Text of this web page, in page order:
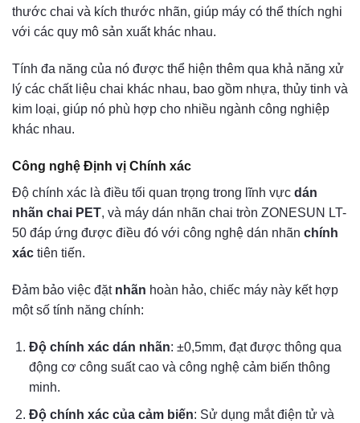
thước chai và kích thước nhãn, giúp máy có thể thích nghi
với các quy mô sản xuất khác nhau.
Tính đa năng của nó được thể hiện thêm qua khả năng xử
lý các chất liệu chai khác nhau, bao gồm nhựa, thủy tinh và
kim loại, giúp nó phù hợp cho nhiều ngành công nghiệp
khác nhau.
Công nghệ Định vị Chính xác
Độ chính xác là điều tối quan trọng trong lĩnh vực dán
nhãn chai PET, và máy dán nhãn chai tròn ZONESUN LT-
50 đáp ứng được điều đó với công nghệ dán nhãn chính
xác tiên tiến.
Đảm bảo việc đặt nhãn hoàn hảo, chiếc máy này kết hợp
một số tính năng chính:
Độ chính xác dán nhãn: ±0,5mm, đạt được thông qua
động cơ công suất cao và công nghệ cảm biến thông
minh.
Độ chính xác của cảm biến: Sử dụng mắt điện tử và